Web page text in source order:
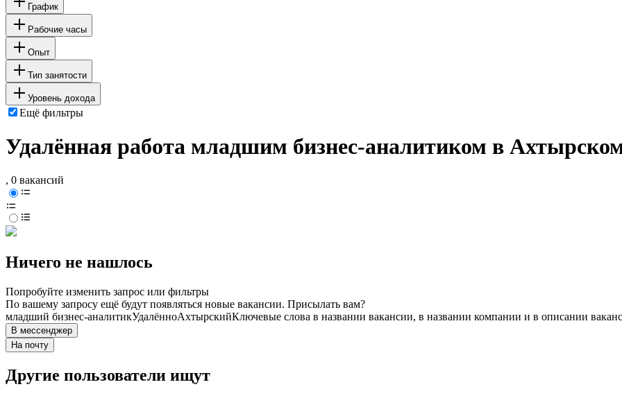
График
Рабочие часы
Опыт
Тип занятости
Уровень дохода
Ещё фильтры
Удалённая работа младшим бизнес-аналитиком в
, 0 вакансий
Ничего не нашлось
Попробуйте изменить запрос или фильтры
По вашему запросу ещё будут появляться новые вакансии. Присылать вам?
младший бизнес-аналитикУдалённоАхтырскийКлючевые слова в названии вакансии, в названии компании и в описании
В мессенджер
На почту
Другие пользователи ищут